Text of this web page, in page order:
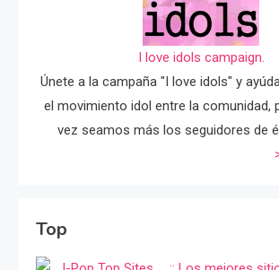
I love idols campaign.
Únete a la campaña "I love idols" y
el movimiento idol entre la comunidad,
vez seamos más los seguidores de
Top